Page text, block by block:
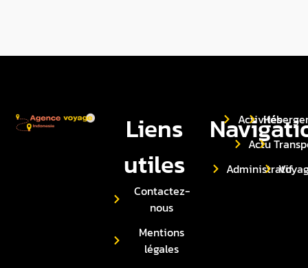
Liens
utiles
Contactez-
nous
Mentions
légales
Activités
Actu
Administratif